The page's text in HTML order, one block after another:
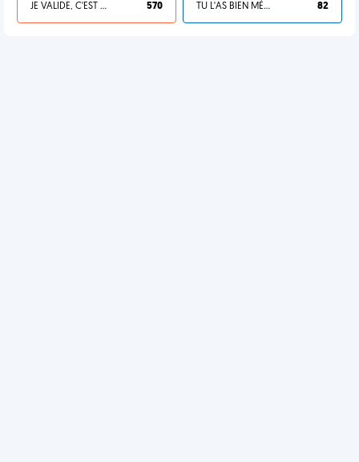
JE VALIDE, C'EST UNE VDM 570 TU L'AS BIEN MÉRITÉ 82